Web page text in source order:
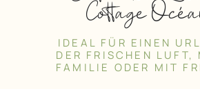
Cottage
IDEAL FÜR EINEN
DER FRISCHEN LUFT,
FAMILIE ODER MIT